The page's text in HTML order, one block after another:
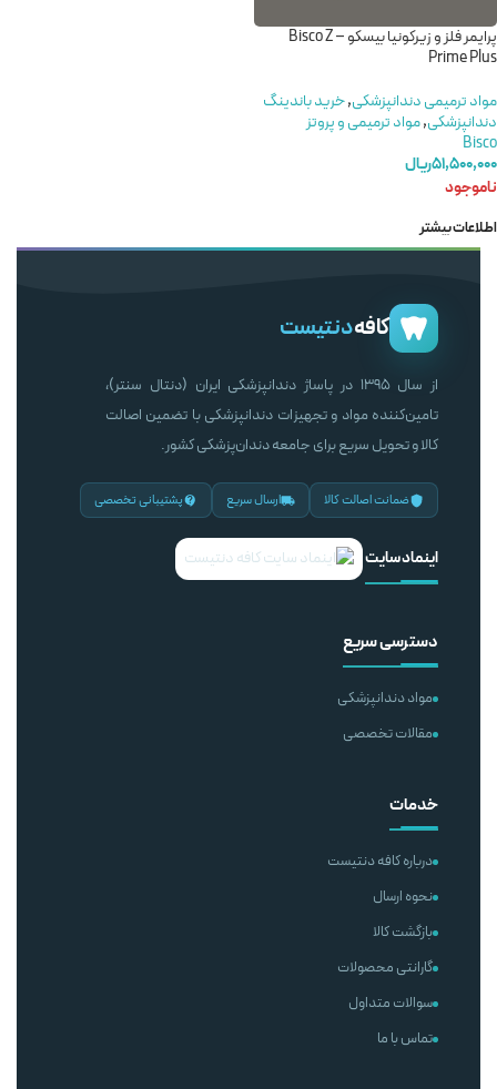
پرایمر فلز و زیرکونیا بیسکو – Bisco Z
Prime Plus
مواد ترمیمی دندانپزشکی,خرید باندینگ
دندانپزشکی,مواد ترمیمی و پروتز
Bisco
۵۱,۵۰۰,۰۰۰ریال
ناموجود
اطلاعات بیشتر
کافهدنتیست
از سال ۱۳۹۵ در پاساژ دندانپزشکی ایران (دنتال سنتر)،
تامین‌کننده مواد و تجهیزات دندانپزشکی با تضمین اصالت
کالا و تحویل سریع برای جامعه دندان‌پزشکی کشور.
ضمانت اصالت کالا ارسال سریع پشتیبانی تخصصی
اینماد سایت
دسترسی سریع
مواد دندانپزشکی
مقالات تخصصی
خدمات
درباره کافه دنتیست
نحوه ارسال
بازگشت کالا
گارانتی محصولات
سوالات متداول
تماس با ما